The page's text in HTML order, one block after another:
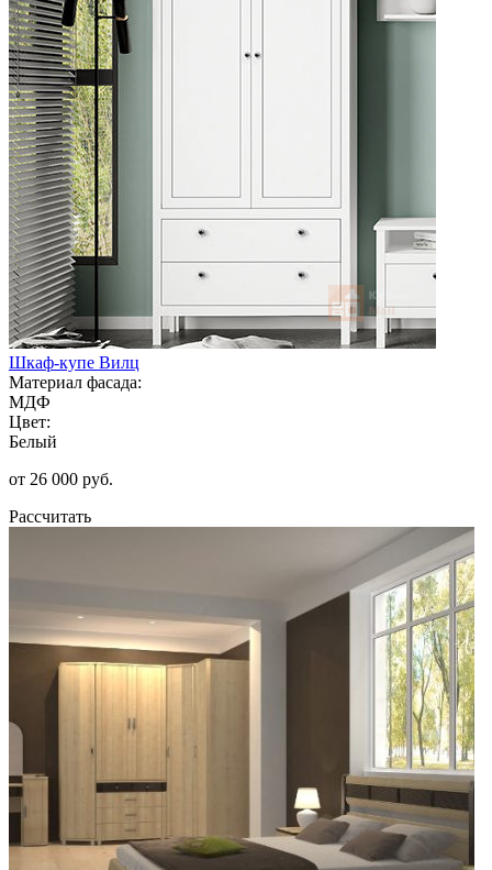
Шкаф-купе Вилц
Материал фасада:
МДФ
Цвет:
Белый
от 26 000 руб.
Рассчитать